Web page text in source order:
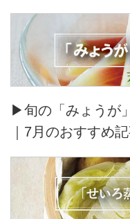
▶旬の「みょうが
｜7月のおすすめ